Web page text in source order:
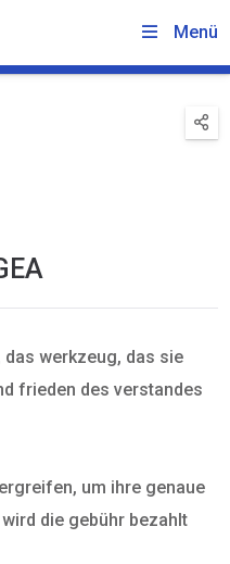
Menü
werkzeug, das sie
frieden des verstandes
um ihre genaue
die gebühr bezahlt